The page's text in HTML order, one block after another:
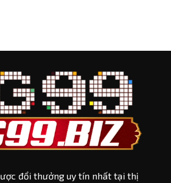
đổi thưởng uy tín nhất tại thị